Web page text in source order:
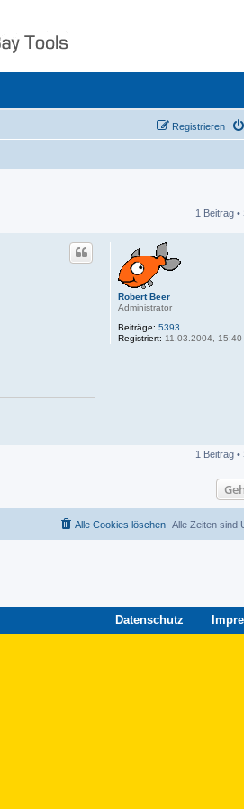
Registrieren
1 Beitrag •
Robert Beer
Administrator
Beiträge: 5393
Registriert: 11.03.2004, 15:40
1 Beitrag •
Alle Zeiten sind
Alle Cookies löschen
Datenschutz